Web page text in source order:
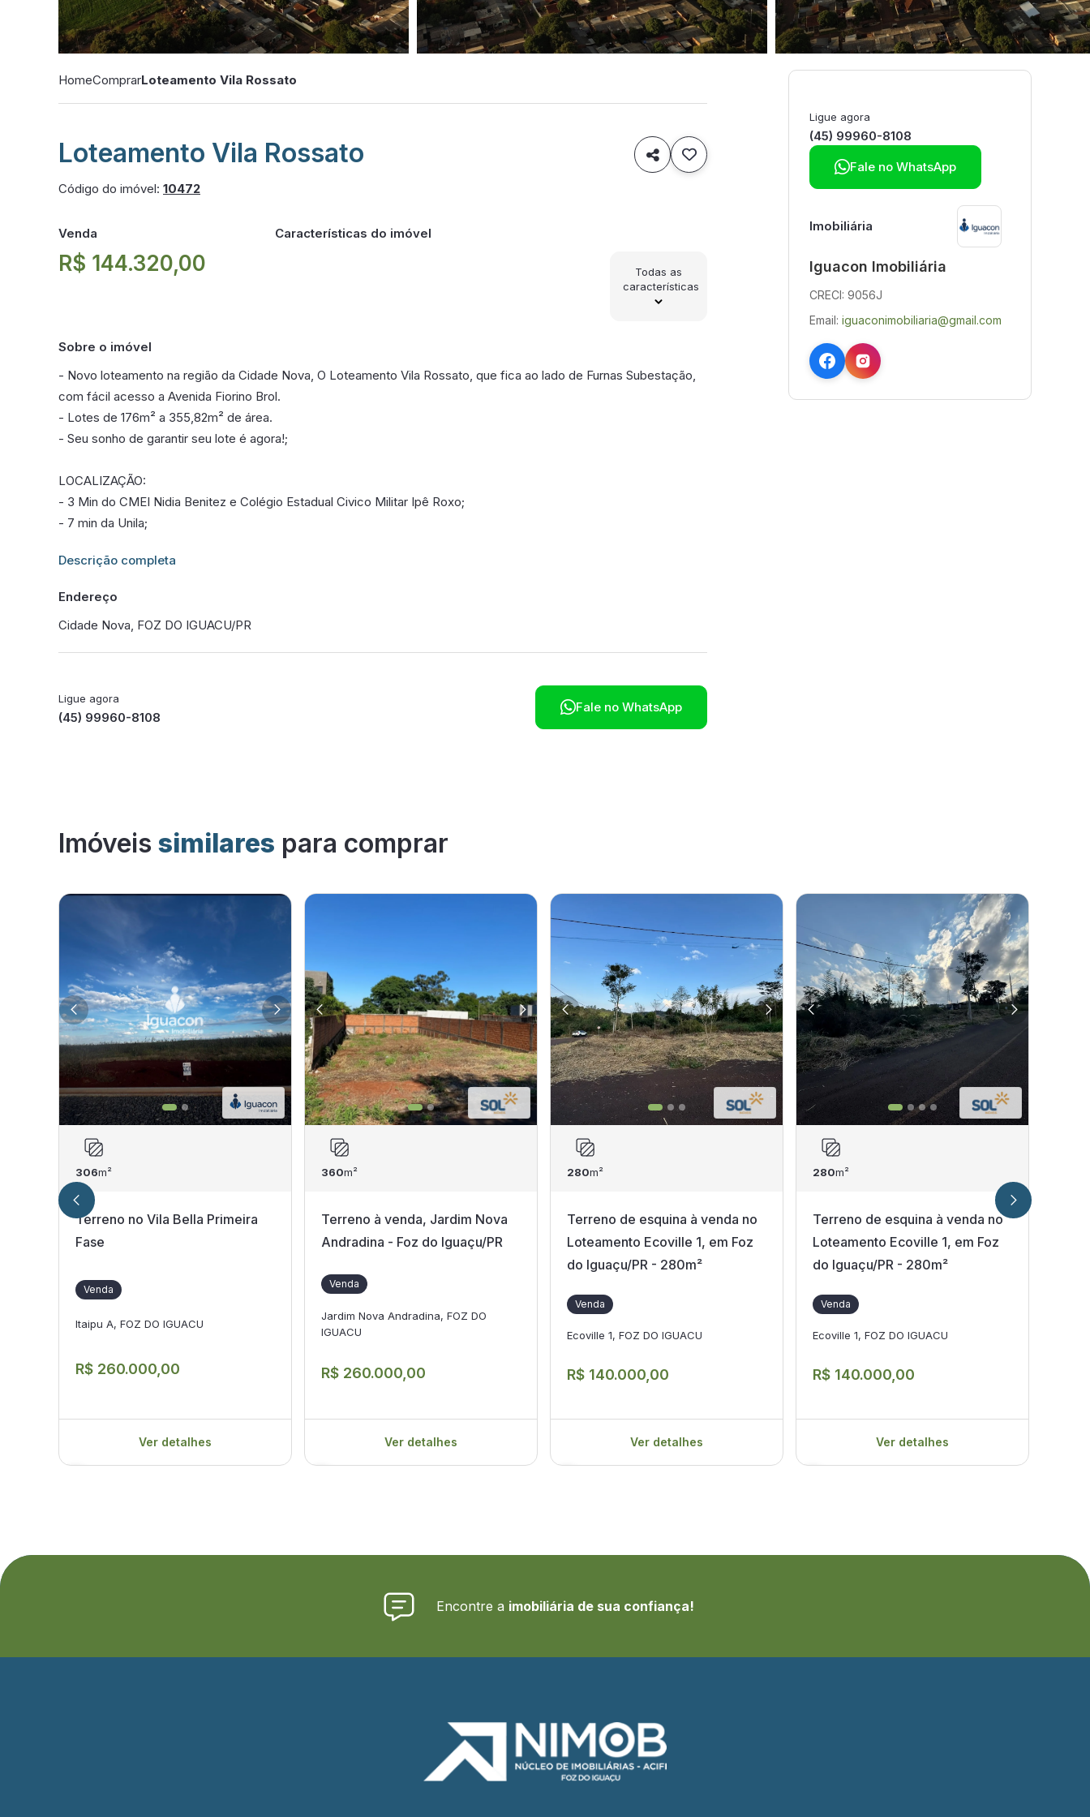
HomeComprarLoteamento Vila Rossato
Loteamento Vila Rossato 
Código do imóvel: 10472
Venda
R$ 144.320,00
Características do imóvel
Todas as
características
Sobre o imóvel
- Novo loteamento na região da Cidade Nova, O Loteamento Vila Rossato, que fica ao lado de Furnas Subestação,
com fácil acesso a Avenida Fiorino Brol.
- Lotes de 176m² a 355,82m² de área.
- Seu sonho de garantir seu lote é agora!;
LOCALIZAÇÃO:
- 3 Min do CMEI Nidia Benitez e Colégio Estadual Civico Militar Ipê Roxo;
- 7 min da Unila;
Informações adicionais sobre este imóvel estarão disponíveis em breve.
Descrição completa
Endereço
Cidade Nova, FOZ DO IGUACU/PR
Ligue agora
(45) 99960-8108
Fale no WhatsApp
Ligue agora
(45) 99960-8108
Fale no WhatsApp
Imobiliária
Iguacon Imobiliária
CRECI: 9056J
Email: iguaconimobiliaria@gmail.com
Imóveis similares para comprar
306m²
Terreno no Vila Bella Primeira
Fase
Venda
Itaipu A, FOZ DO IGUACU
R$ 260.000,00
Ver detalhes
360m²
Terreno à venda, Jardim Nova
Andradina - Foz do Iguaçu/PR
Venda
Jardim Nova Andradina, FOZ DO
IGUACU
R$ 260.000,00
Ver detalhes
280m²
Terreno de esquina à venda no
Loteamento Ecoville 1, em Foz
do Iguaçu/PR - 280m²
Venda
Ecoville 1, FOZ DO IGUACU
R$ 140.000,00
Ver detalhes
280m²
Terreno de esquina à venda no
Loteamento Ecoville 1, em Foz
do Iguaçu/PR - 280m²
Venda
Ecoville 1, FOZ DO IGUACU
R$ 140.000,00
Ver detalhes
Encontre a imobiliária de sua confiança!